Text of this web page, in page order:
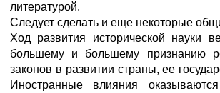
литературой.
Следует сделать и еще некоторые
Ход развития исторической науки
большему и большему признанию
законов в развитии страны, ее
Иностранные влияния